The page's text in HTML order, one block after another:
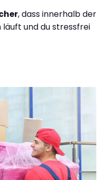
, dass innerhalb der
läuft und du stressfrei